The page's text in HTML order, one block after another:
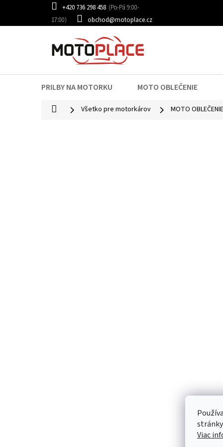
Viac
+420 736 298 458
obchod@motoplace.cz
PRILBY NA MOTORKU MOTO OBLEČENIE
DomovVšetko pre motorkárov MOTO OBLEČENIE